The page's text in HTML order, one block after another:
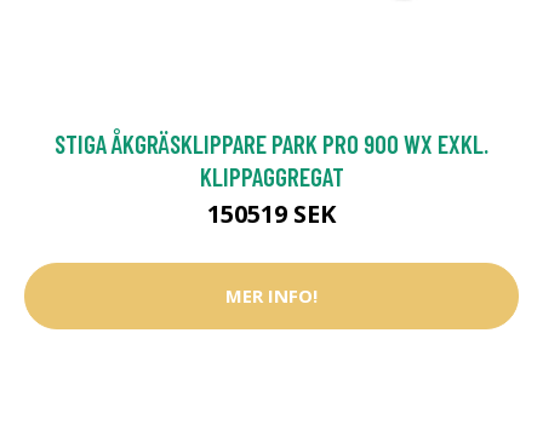
STIGA ÅKGRÄSKLIPPARE PARK PRO 900 WX EXKL.
KLIPPAGGREGAT
150519 SEK
MER INFO!